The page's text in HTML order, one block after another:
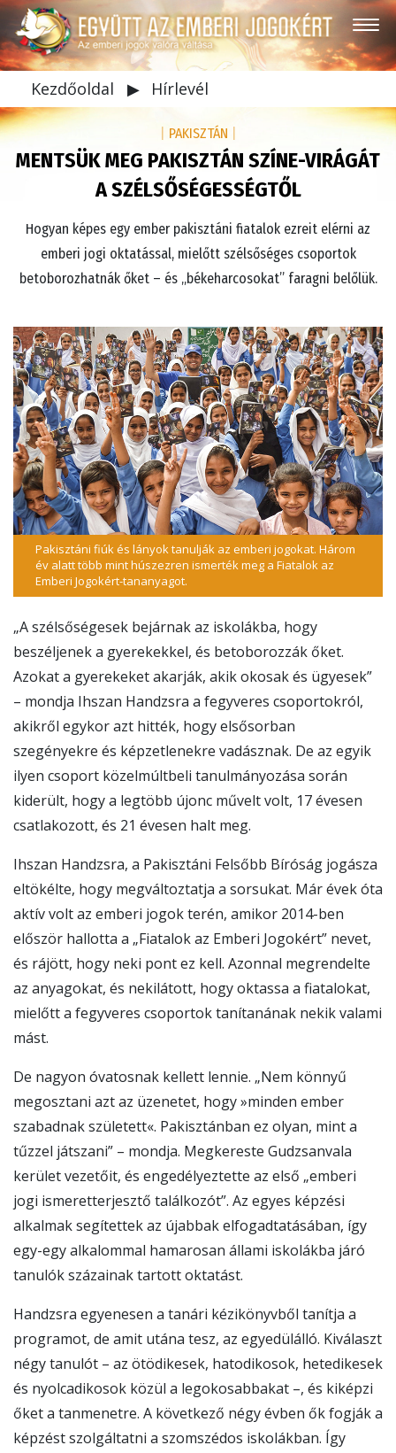
Kezdőoldal ▶ Hírlevél
PAKISZTÁN
MENTSÜK MEG PAKISZTÁN SZÍNE-VIRÁGÁT
A SZÉLSŐSÉGESSÉGTŐL
Hogyan képes egy ember pakisztáni fiatalok ezreit elérni az
emberi jogi oktatással, mielőtt szélsőséges csoportok
betoborozhatnák őket – és „békeharcosokat” faragni belőlük.
Pakisztáni fiúk és lányok tanulják az emberi jogokat. Három
év alatt több mint húszezren ismerték meg a Fiatalok az
Emberi Jogokért-tananyagot.
„A szélsőségesek bejárnak az iskolákba, hogy
beszéljenek a gyerekekkel, és betoborozzák őket.
Azokat a gyerekeket akarják, akik okosak és ügyesek”
– mondja Ihszan Handzsra a fegyveres csoportokról,
akikről egykor azt hitték, hogy elsősorban
szegényekre és képzetlenekre vadásznak. De az egyik
ilyen csoport közelmúltbeli tanulmányozása során
kiderült, hogy a legtöbb újonc művelt volt, 17 évesen
csatlakozott, és 21 évesen halt meg.
Ihszan Handzsra, a Pakisztáni Felsőbb Bíróság jogásza
eltökélte, hogy megváltoztatja a sorsukat. Már évek óta
aktív volt az emberi jogok terén, amikor 2014-ben
először hallotta a „Fiatalok az Emberi Jogokért” nevet,
és rájött, hogy neki pont ez kell. Azonnal megrendelte
az anyagokat, és nekilátott, hogy oktassa a fiatalokat,
mielőtt a fegyveres csoportok tanítanának nekik valami
mást.
De nagyon óvatosnak kellett lennie. „Nem könnyű
megosztani azt az üzenetet, hogy »minden ember
szabadnak született«. Pakisztánban ez olyan, mint a
tűzzel játszani” – mondja. Megkereste Gudzsanvala
kerület vezetőit, és engedélyeztette az első „emberi
jogi ismeretterjesztő találkozót”. Az egyes képzési
alkalmak segítettek az újabbak elfogadtatásában, így
egy-egy alkalommal hamarosan állami iskolákba járó
tanulók százainak tartott oktatást.
Handzsra egyenesen a tanári kézikönyvből tanítja a
programot, de amit utána tesz, az egyedülálló. Kiválaszt
négy tanulót – az ötödikesek, hatodikosok, hetedikesek
és nyolcadikosok közül a legokosabbakat –, és kiképzi
őket a tanmenetre. A következő négy évben ők fogják a
képzést szolgáltatni a szomszédos iskolákban. Így